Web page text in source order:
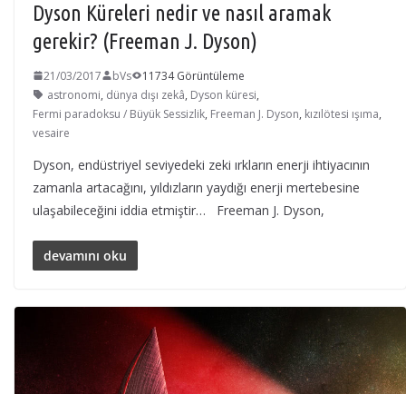
Dyson Küreleri nedir ve nasıl aramak
gerekir? (Freeman J. Dyson)
21/03/2017 bVs
11734 Görüntüleme
astronomi, dünya dışı zekâ, Dyson küresi,
Fermi paradoksu / Büyük Sessizlik, Freeman J. Dyson, kızılötesi ışıma,
vesaire
Dyson, endüstriyel seviyedeki zeki ırkların enerji ihtiyacının
zamanla artacağını, yıldızların yaydığı enerji mertebesine
ulaşabileceğini iddia etmiştir… Freeman J. Dyson,
devamını oku